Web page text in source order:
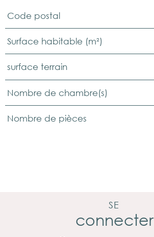
TRAD_PAMPERO_Caracteristique
Code postal
Surface habitable (m²)
surface terrain
Nombre de chambre(s)
Nombre de pièces
SE
connecter